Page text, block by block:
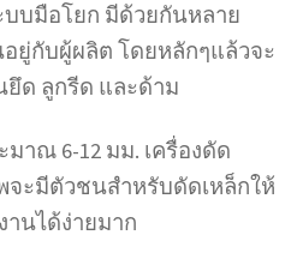
บบมือโยก มีด้วยกันหลาย
ยู่กับผู้ผลิต โดยหลักๆแล้วจะ
ด ลูกรีด และด้าม
าณ 6-12 มม. เครื่องดัด
ะมีตัวชนสำหรับดัดเหล็กให้
นได้ง่ายมาก